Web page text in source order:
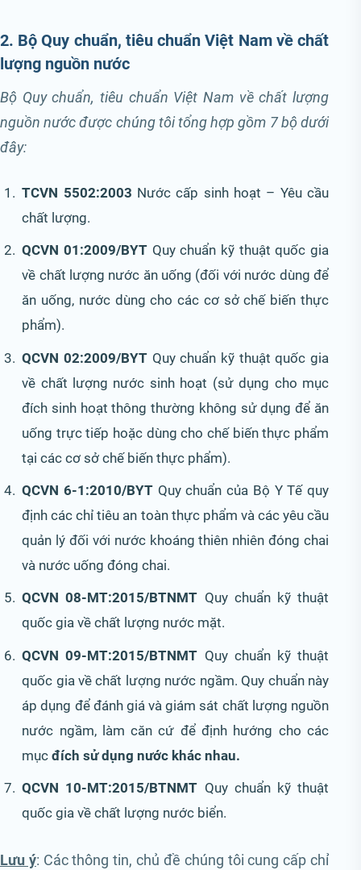
2. Bộ Quy chuẩn, tiêu chuẩn Việt Nam về chất
lượng nguồn nước
Bộ Quy chuẩn, tiêu chuẩn Việt Nam về chất lượng
nguồn nước được chúng tôi tổng hợp gồm 7 bộ dưới
đây:
TCVN 5502:2003 Nước cấp sinh hoạt – Yêu cầu
chất lượng.
QCVN 01:2009/BYTQuy chuẩn kỹ thuật quốc gia
về chất lượng nước ăn uống (đối với nước dùng để
ăn uống, nước dùng cho các cơ sở chế biến thực
phẩm).
QCVN 02:2009/BYTQuy chuẩn kỹ thuật quốc gia
về chất lượng nước sinh hoạt (sử dụng cho mục
đích sinh hoạt thông thường không sử dụng để ăn
uống trực tiếp hoặc dùng cho chế biến thực phẩm
tại các cơ sở chế biến thực phẩm).
QCVN 6-1:2010/BYTQuy chuẩn của Bộ Y Tế quy
định các chỉ tiêu an toàn thực phẩm và các yêu cầu
quản lý đối với nước khoáng thiên nhiên đóng chai
và nước uống đóng chai.
QCVN 08-MT:2015/BTNMT Quy chuẩn kỹ thuật
quốc gia về chất lượng nước mặt.
QCVN 09-MT:2015/BTNMT Quy chuẩn kỹ thuật
quốc gia về chất lượng nước ngầm. Quy chuẩn này
áp dụng để đánh giá và giám sát chất lượng nguồn
nước ngầm, làm căn cứ để định hướng cho các
mụcđích sử dụng nước khác nhau.
QCVN 10-MT:2015/BTNMT Quy chuẩn kỹ thuật
quốc gia về chất lượng nước biển.
Lưu ý: Các thông tin, chủ đề chúng tôi cung cấp chỉ